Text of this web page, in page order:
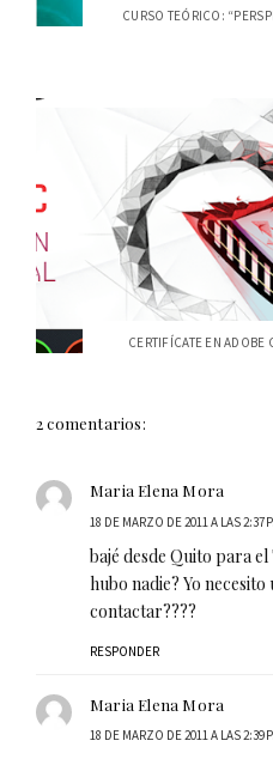
CURSO TEÓRICO:
CERTIFÍCATE EN ADOBE
2 comentarios:
Maria Elena Mora
18 DE MARZO DE 2011 A LAS 2:37
bajé desde Quito para
hubo nadie? Yo
contactar????
RESPONDER
Maria Elena Mora
18 DE MARZO DE 2011 A LAS 2:39